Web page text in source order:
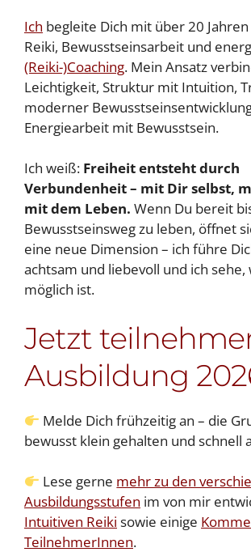
Ich begleite Dich mit über 20
Reiki, Bewusstseinsarbeit und
(Reiki-)Coaching. Mein Ansatz
Leichtigkeit, Struktur mit Intuition,
moderner
Energiearbeit mit Bewusstsein.
Ich weiß: Freiheit entsteht durch
Verbundenheit – mit Dir selbst,
mit dem Leben. Wenn Du bereit
Bewusstseinsweg zu leben, öffnet
eine neue Dimension – ich führe
achtsam und liebevoll und ich sehe,
möglich ist.
Jetzt
Ausbildung
Melde Dich frühzeitig an – die
bewusst klein gehalten und schnell
Lese gerne mehr zu den
Ausbildungsstufen im von mir
Intuitiven Reiki sowie einige
TeilnehmerInnen.